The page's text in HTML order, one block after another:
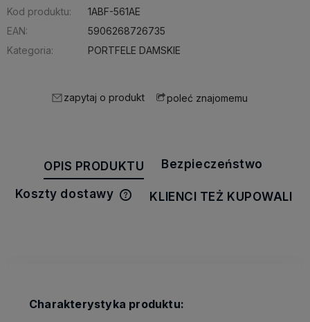
Kod produktu:
1ABF-561AE
EAN:
5906268726735
Kategoria:
PORTFELE DAMSKIE
zapytaj o produkt poleć znajomemu
OPIS PRODUKTU Bezpieczeństwo
Koszty dostawy
Cena nie zawiera ewentualnych
KLIENCI TEŻ KUPOWALI
Charakterystyka produktu: